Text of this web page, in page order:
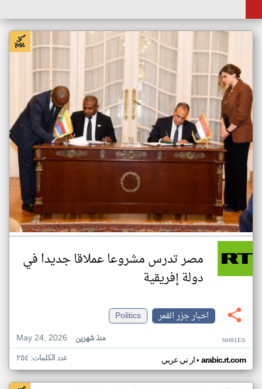
مصر تدرس مشروعا عملاقا جديدا في
دولة إفريقية
اخبار جزر القمر
Politics
May 24, 2026
منذ شهرين NH91ES
ار تي عربي• arabic.rt.com عدد الكلمات: ٢٥٤